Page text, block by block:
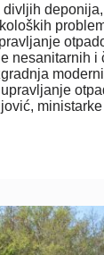
nesanitarnih i